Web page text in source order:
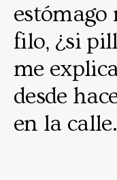
estómago
filo, ¿si
me
desde
en la calle.